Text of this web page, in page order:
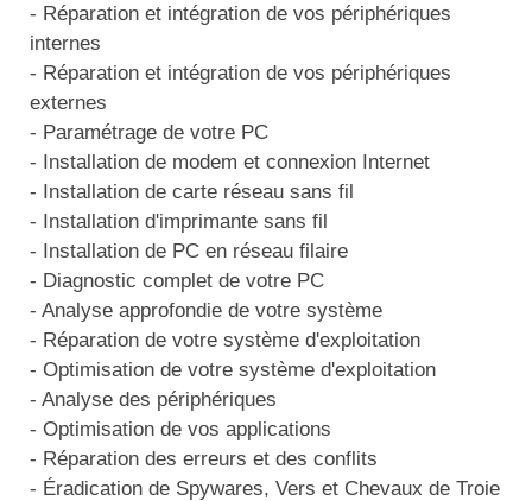
- Réparation et intégration de vos périphériques
internes
- Réparation et intégration de vos périphériques
externes
- Paramétrage de votre PC
- Installation de modem et connexion Internet
- Installation de carte réseau sans fil
- Installation d'imprimante sans fil
- Installation de PC en réseau filaire
- Diagnostic complet de votre PC
- Analyse approfondie de votre système
- Réparation de votre système d'exploitation
- Optimisation de votre système d'exploitation
- Analyse des périphériques
- Optimisation de vos applications
- Réparation des erreurs et des conflits
- Éradication de Spywares, Vers et Chevaux de Troie